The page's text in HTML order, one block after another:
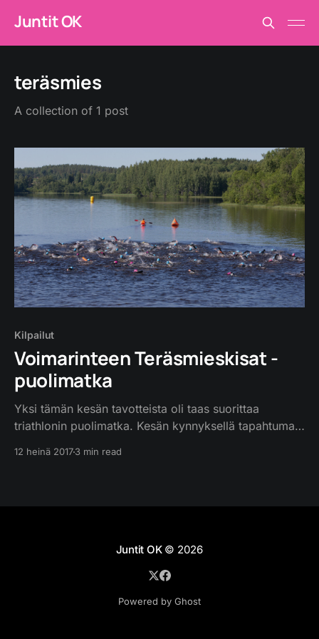
Juntit OK
teräsmies
A collection of 1 post
Kilpailut
Voimarinteen Teräsmieskisat -
puolimatka
Yksi tämän kesän tavotteista oli taas suorittaa
triathlonin puolimatka. Kesän kynnyksellä tapahtuma
pysyi hyvin kartalla.
12 heinä 20173 min read
Juntit OK© 2026
Powered by Ghost